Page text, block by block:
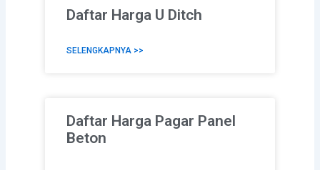
Daftar Harga U Ditch
SELENGKAPNYA >>
Daftar Harga Pagar Panel
Beton